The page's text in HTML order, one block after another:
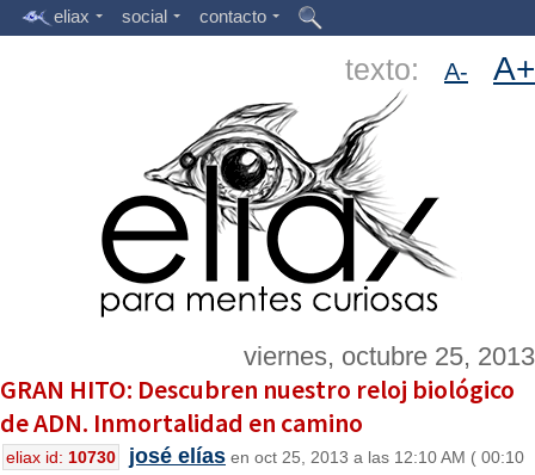
eliax social contacto
texto: A- A+
viernes, octubre 25, 2013
GRAN HITO: Descubren nuestro reloj biológico
de ADN. Inmortalidad en camino
eliax id: 10730 josé elías en oct 25, 2013 a las 12:10 AM ( 00:10